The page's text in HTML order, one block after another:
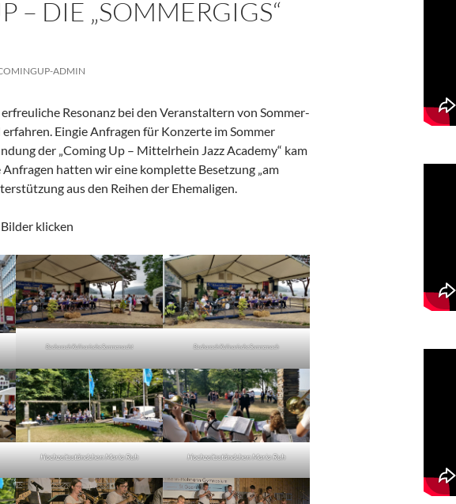
– DIE „SOMMERGIGS“
ADMIN
Resonanz bei den Veranstaltern von Sommer-
Eingie Anfragen für Konzerte im Sommer
der „Coming Up – Mittelrhein Jazz Academy“ kam
hatten wir eine komplette Besetzung „am
aus den Reihen der Ehemaligen.
klicken
Bacharach Kulinarische Sommernacht Bacharach Kulinarische Sommernach
Hochzeitsständchen Maria Ruh Hochzeitsständchen Maria Ruh